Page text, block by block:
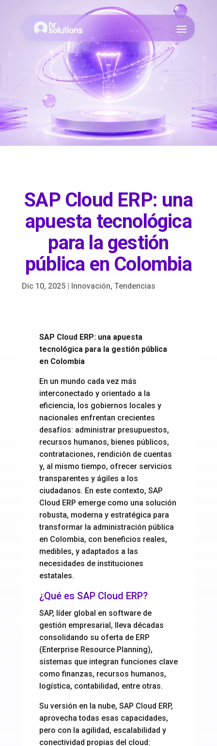
SAP Cloud ERP: una
apuesta tecnológica
para la gestión
pública en Colombia
Dic 10, 2025| Innovación, Tendencias
SAP Cloud ERP: una apuesta
tecnológica para la gestión pública
en Colombia
En un mundo cada vez más
interconectado y orientado a la
eficiencia, los gobiernos locales y
nacionales enfrentan crecientes
desafíos: administrar presupuestos,
recursos humanos, bienes públicos,
contrataciones, rendición de cuentas
y, al mismo tiempo, ofrecer servicios
transparentes y ágiles a los
ciudadanos. En este contexto, SAP
Cloud ERP emerge como una solución
robusta, moderna y estratégica para
transformar la administración pública
en Colombia, con beneficios reales,
medibles, y adaptados a las
necesidades de instituciones
estatales.
¿Qué es SAP Cloud ERP?
SAP, líder global en software de
gestión empresarial, lleva décadas
consolidando su oferta de ERP
(Enterprise Resource Planning),
sistemas que integran funciones clave
como finanzas, recursos humanos,
logística, contabilidad, entre otras.
Su versión en la nube, SAP Cloud ERP,
aprovecha todas esas capacidades,
pero con la agilidad, escalabilidad y
conectividad propias del cloud: